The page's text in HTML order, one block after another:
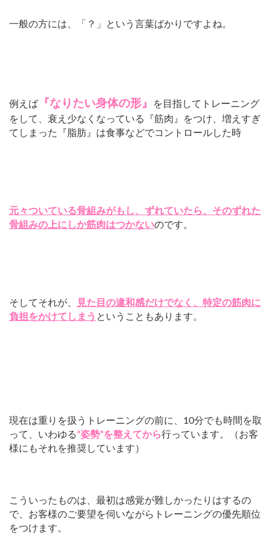
一般の方には、「？」という言葉ばかりですよね。
例えば 『なりたい身体の形』
を目指してトレーニング
をして、衰え少なくなっている『筋肉』をつけ、増えすぎ
てしまった『脂肪』は食事などでコントロールした時
元々ついている骨組みがもし、ずれていたら、そのずれた
骨組みの上にしか筋肉はつかないのです。
そしてそれが、
見た目の違和感だけでなく、特定の筋肉に
負担をかけてしまう ということもあります。
現在は重りを扱うトレーニングの前に、10分でも時間を取
って、いわゆる“姿勢”を整えてから行っています。（お客
様にもそれを推奨しています）
こういったものは、最初は感覚が難しかったりはするの
で、お客様のご要望を伺いながらトレーニングの優先順位
をつけます。